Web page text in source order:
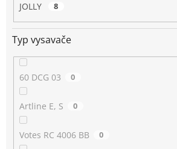
JOLLY 8
Typ vysavače
60 DCG 03 0
Artline E, S 0
Votes RC 4006 BB 0